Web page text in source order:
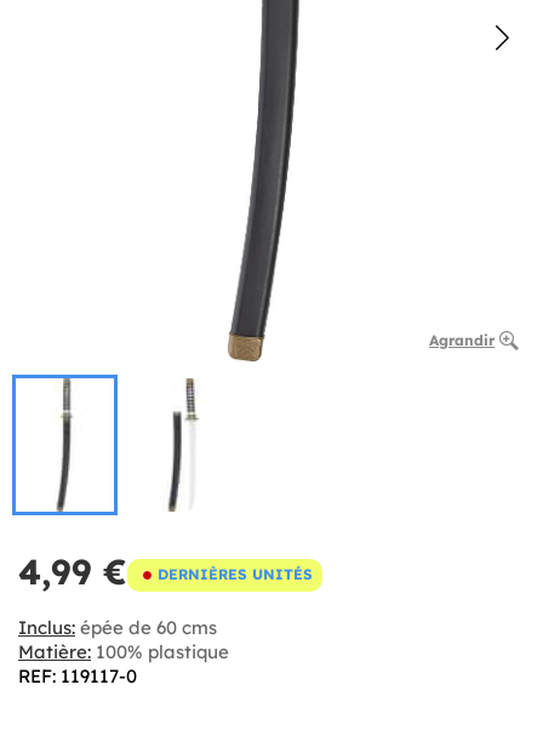
Agrandir
4,99 € DERNIÈRES UNITÉS
Inclus: épée de 60 cms
Matière: 100% plastique
REF: 119117-0